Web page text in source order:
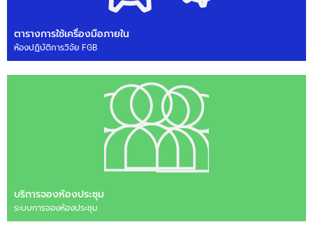
ตารางการใช้เครื่องมือภายใน
ห้องปฏิบัติการวิจัย FGB
บริการจองห้องประชุม
ระบบการจองห้องประชุม